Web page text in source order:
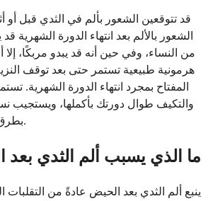
قد تتوقعين الشعور بألم في الثدي قبل أو
الشعور بالألم بعد انتهاء الدورة الشهرية
من النساء، وفي حين أنه قد يبدو مربكًا، إلا
هرمونية طبيعية تستمر حتى بعد توقف
المفتاح بمجرد انتهاء الدورة الشهرية.
والتكيف طوال دورتك بأكملها، ويستجيب
بطرق ليست دائمًا قابلة للتنبؤ.
ما الذي يسبب ألم الثدي بعد
ينبع ألم الثدي بعد الحيض عادةً من التقلبات